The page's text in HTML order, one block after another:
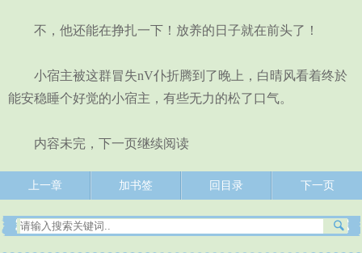
不，他还能在挣扎一下！放养的日子就在前头了！
小宿主被这群冒失nV仆折腾到了晚上，白晴风看着终於
能安稳睡个好觉的小宿主，有些无力的松了口气。
内容未完，下一页继续阅读
上一章 加书签 回目录 下一页